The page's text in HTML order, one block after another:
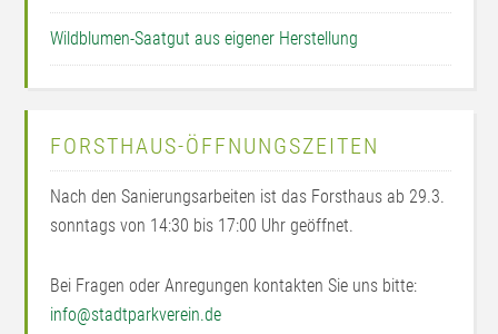
Wildblumen-Saatgut aus eigener Herstellung
FORSTHAUS-ÖFFNUNGSZEITEN
Nach den Sanierungsarbeiten ist das Forsthaus ab 29.3.
sonntags von 14:30 bis 17:00 Uhr geöffnet.
Bei Fragen oder Anregungen kontakten Sie uns bitte:
info@stadtparkverein.de